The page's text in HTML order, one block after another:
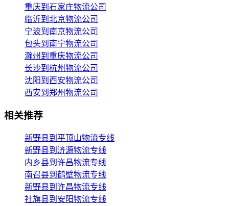
重庆到石家庄物流公司
临沂到北京物流公司
宁波到南京物流公司
包头到南宁物流公司
滁州到重庆物流公司
长沙到杭州物流公司
沈阳到西安物流公司
西安到郑州物流公司
相关推荐
新野县到平顶山物流专线
新野县到济源物流专线
内乡县到许昌物流专线
南召县到鹤壁物流专线
新野县到许昌物流专线
社旗县到安阳物流专线